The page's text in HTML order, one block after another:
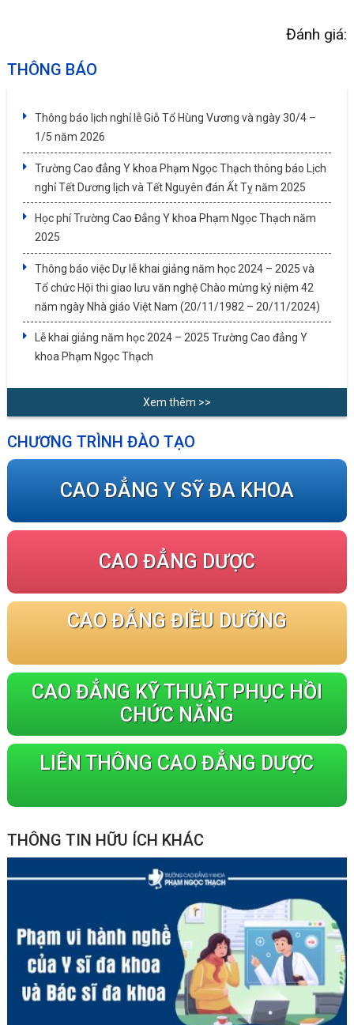
Đánh giá:
THÔNG BÁO
Thông báo lịch nghỉ lễ Giỗ Tổ Hùng Vương và ngày 30/4 –
1/5 năm 2026
Trường Cao đẳng Y khoa Phạm Ngọc Thạch thông báo Lịch
nghỉ Tết Dương lịch và Tết Nguyên đán Ất Tỵ năm 2025
Học phí Trường Cao Đẳng Y khoa Phạm Ngọc Thạch năm
2025
Thông báo việc Dự lễ khai giảng năm học 2024 – 2025 và
Tổ chức Hội thi giao lưu văn nghệ Chào mừng kỷ niệm 42
năm ngày Nhà giáo Việt Nam (20/11/1982 – 20/11/2024)
Lễ khai giảng năm học 2024 – 2025 Trường Cao đẳng Y
khoa Phạm Ngọc Thạch
Xem thêm >>
CHƯƠNG TRÌNH ĐÀO TẠO
CAO ĐẲNG Y SỸ ĐA KHOA
CAO ĐẲNG DƯỢC
CAO ĐẲNG ĐIỀU DƯỠNG
CAO ĐẲNG KỸ THUẬT PHỤC HỒI
CHỨC NĂNG
LIÊN THÔNG CAO ĐẲNG DƯỢC
THÔNG TIN HỮU ÍCH KHÁC